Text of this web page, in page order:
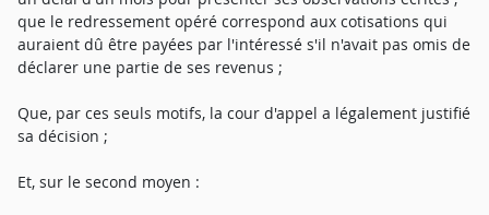
que le redressement opéré correspond aux cotisations qui
auraient dû être payées par l'intéressé s'il n'avait pas omis de
déclarer une partie de ses revenus ;
Que, par ces seuls motifs, la cour d'appel a légalement justifié
sa décision ;
Et, sur le second moyen :